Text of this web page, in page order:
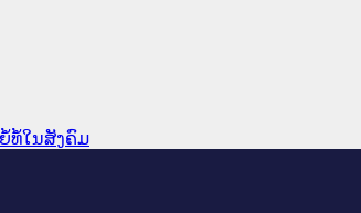
ທໍ້ໃນສັງຄົມ